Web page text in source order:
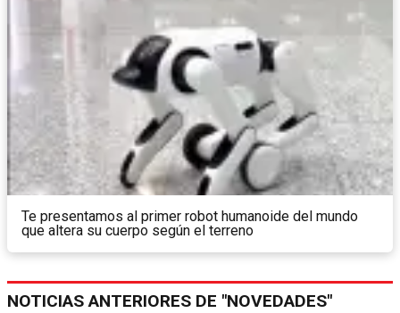
Te presentamos al primer robot humanoide del mundo
que altera su cuerpo según el terreno
NOTICIAS ANTERIORES DE "NOVEDADES"